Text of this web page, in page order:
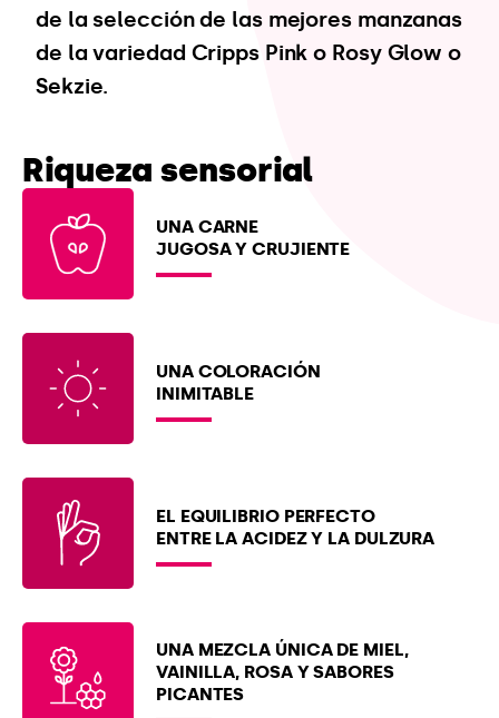
de la selección de las mejores manzanas
de la variedad Cripps Pink o Rosy Glow o
Sekzie.
Riquezasensorial
UNA CARNE
JUGOSA Y CRUJIENTE
UNA COLORACIÓN
INIMITABLE
EL EQUILIBRIO PERFECTO
ENTRE LA ACIDEZ Y LA DULZURA
UNA MEZCLA ÚNICA DE MIEL,
VAINILLA, ROSA Y SABORES
PICANTES